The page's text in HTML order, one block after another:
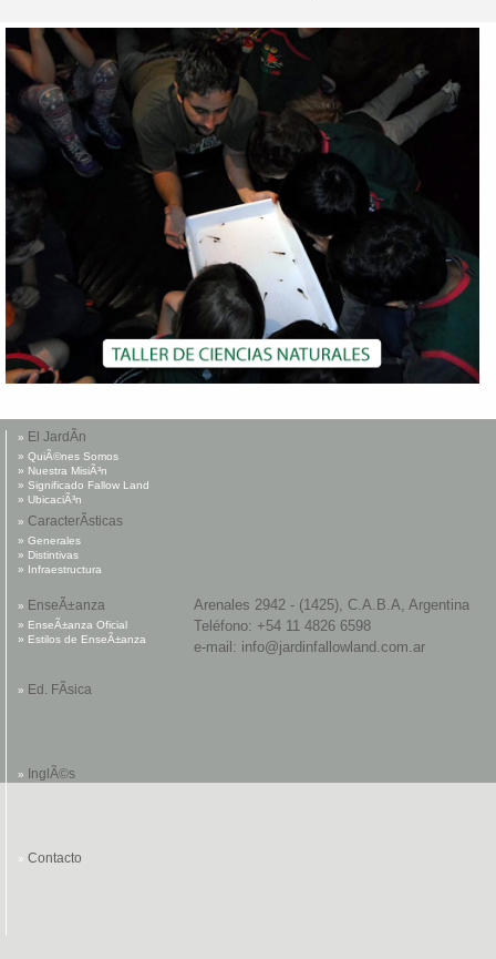
» El JardÃ­n
» QuiÃ©nes Somos
» Nuestra MisiÃ³n
» Significado Fallow Land
» UbicaciÃ³n
» CaracterÃ­sticas
» Generales
» Distintivas
» Infraestructura
» EnseÃ±anza
» EnseÃ±anza Oficial
» Estilos de EnseÃ±anza
» Ed. FÃ­sica
» InglÃ©s
» Contacto
Arenales 2942 - (1425), C.A.B.A, Argentina
Teléfono: +54 11 4826 6598
e-mail: info@jardinfallowland.com.ar